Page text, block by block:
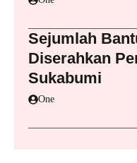
Sejumlah
Diserahkan
Sukabumi
One